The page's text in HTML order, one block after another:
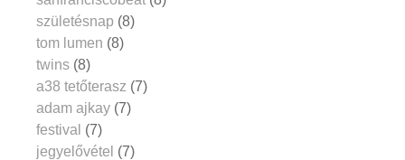
születésnap (8)
tom lumen (8)
twins (8)
a38 tetőterasz (7)
adam ajkay (7)
festival (7)
jegyelővétel (7)